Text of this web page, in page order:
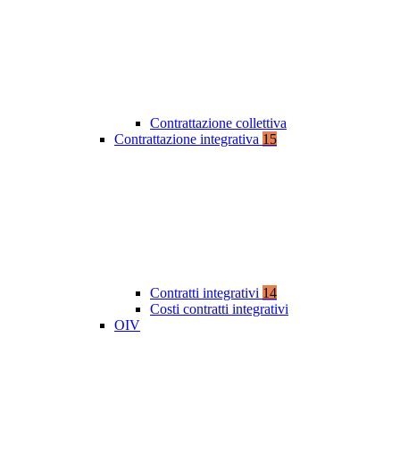
Contrattazione collettiva
Contrattazione integrativa 15
Contratti integrativi 14
Costi contratti integrativi
OIV